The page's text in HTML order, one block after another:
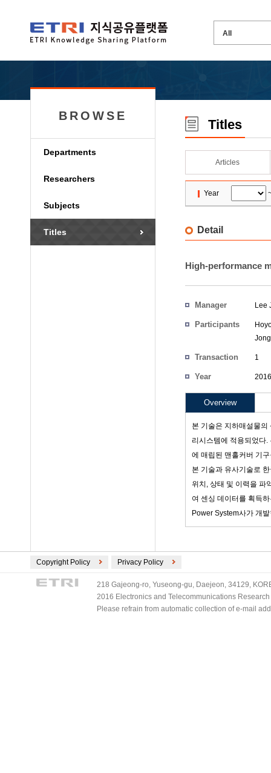
BROWSE
Departments
Researchers
Subjects
Titles
Titles
Articles
Year
Detail
High-performance
Manager Lee
Participants
Transaction
1
Year 2016
Project Code
Overview
본 기술은 지하매설물
리시스템에 적용되었다
에 매립된 맨홀커버 기
본 기술과 유사기술로
위치, 상태 및 이력을 파
여 센싱 데이터를 획득
Power System사가 개
Copyright Policy Privacy Policy
218 Gajeong-ro, Yuseong-gu, Daejeon, 34129,
2016 Electronics and Telecommunications
Please refrain from automatic collection of e-mail